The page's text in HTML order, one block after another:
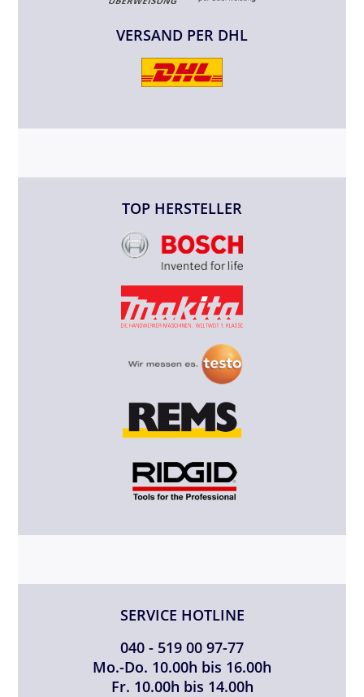
VERSAND PER DHL
TOP HERSTELLER
SERVICE HOTLINE
040 - 519 00 97-77
Mo.-Do. 10.00h bis 16.00h
Fr. 10.00h bis 14.00h